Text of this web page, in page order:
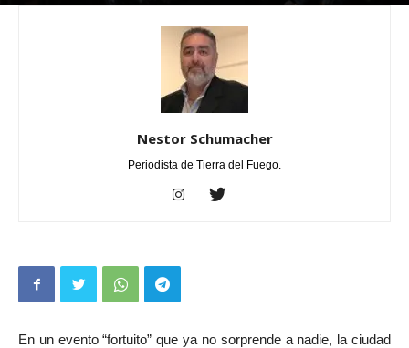
Por Nestor Schumacher - julio 29, 2024 0
Nestor Schumacher
Periodista de Tierra del Fuego.
En un evento “fortuito” que ya no sorprende a nadie, la ciudad